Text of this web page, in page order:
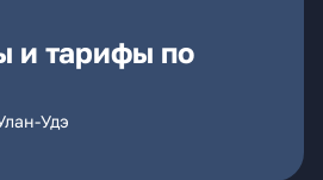
и тарифы по
Удэ